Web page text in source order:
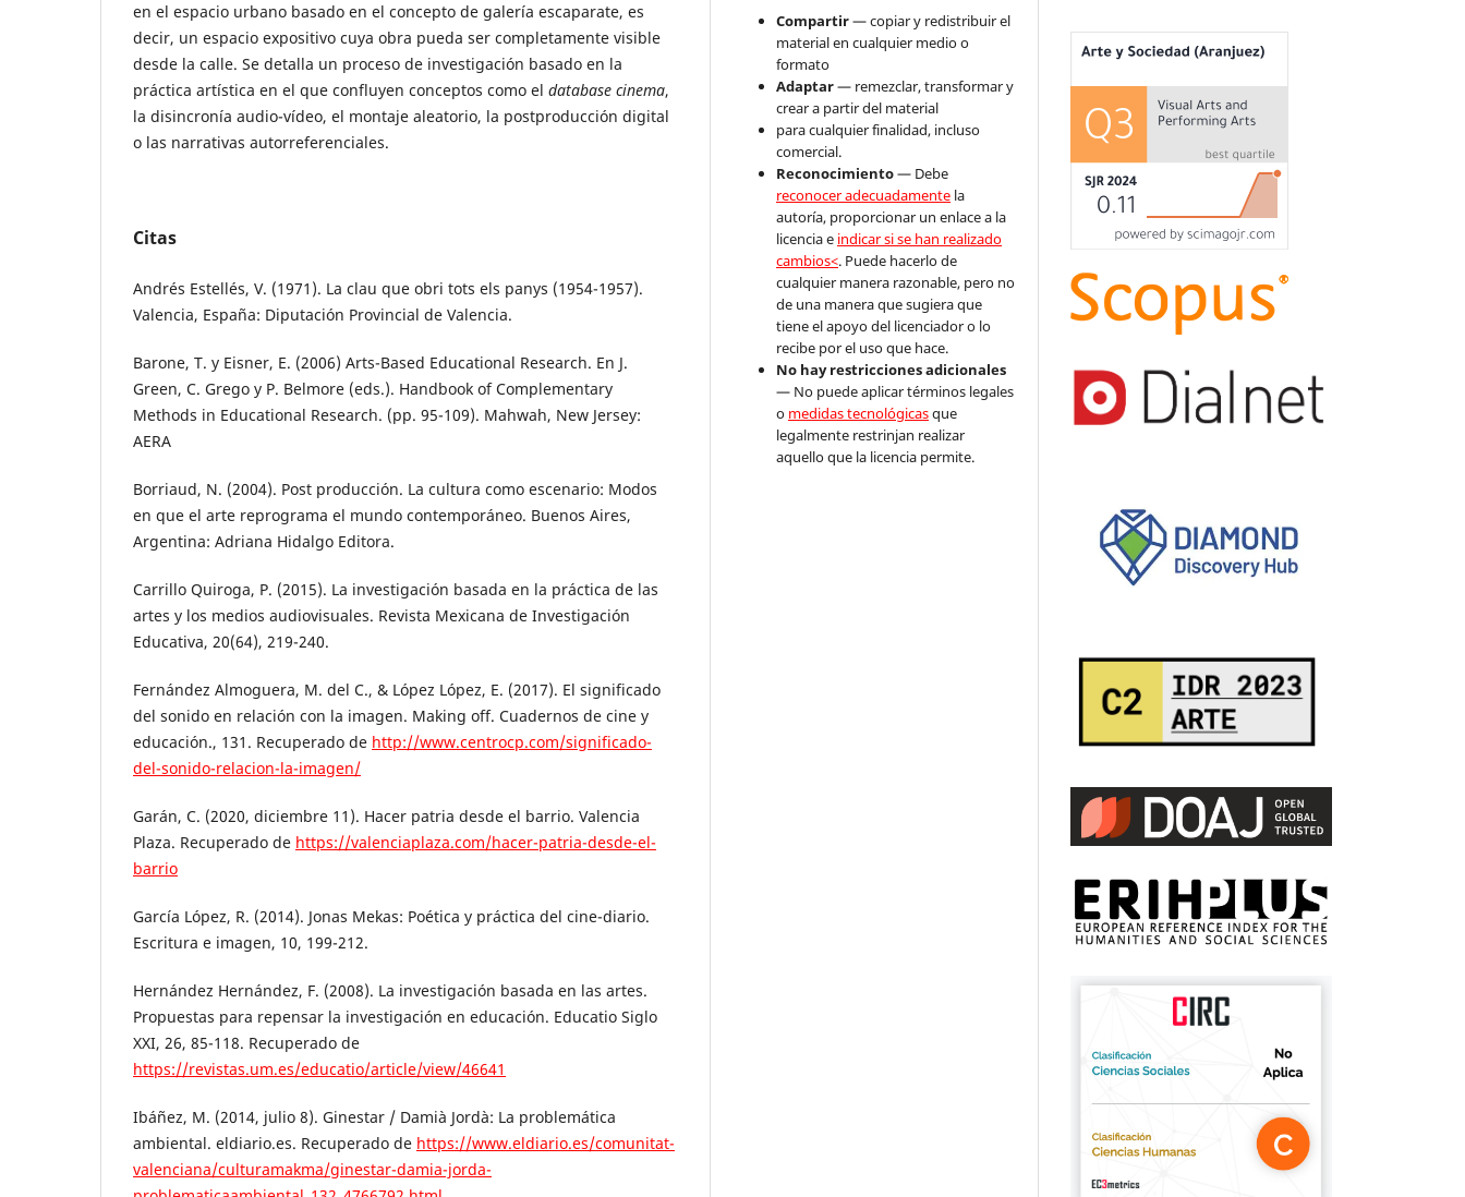
en el espacio urbano basado en el concepto de galería escaparate, es
decir, un espacio expositivo cuya obra pueda ser completamente visible
desde la calle. Se detalla un proceso de investigación basado en la
práctica artística en el que confluyen conceptos como el database cinema,
la disincronía audio-vídeo, el montaje aleatorio, la postproducción digital
o las narrativas autorreferenciales.
Citas
Andrés Estellés, V. (1971). La clau que obri tots els panys (1954-1957).
Valencia, España: Diputación Provincial de Valencia.
Barone, T. y Eisner, E. (2006) Arts-Based Educational Research. En J.
Green, C. Grego y P. Belmore (eds.). Handbook of Complementary
Methods in Educational Research. (pp. 95-109). Mahwah, New Jersey:
AERA
Borriaud, N. (2004). Post producción. La cultura como escenario: Modos
en que el arte reprograma el mundo contemporáneo. Buenos Aires,
Argentina: Adriana Hidalgo Editora.
Carrillo Quiroga, P. (2015). La investigación basada en la práctica de las
artes y los medios audiovisuales. Revista Mexicana de Investigación
Educativa, 20(64), 219-240.
Fernández Almoguera, M. del C., & López López, E. (2017). El significado
del sonido en relación con la imagen. Making off. Cuadernos de cine y
educación., 131. Recuperado de http://www.centrocp.com/significado-
del-sonido-relacion-la-imagen/
Garán, C. (2020, diciembre 11). Hacer patria desde el barrio. Valencia
Plaza. Recuperado de https://valenciaplaza.com/hacer-patria-desde-el-
barrio
García López, R. (2014). Jonas Mekas: Poética y práctica del cine-diario.
Escritura e imagen, 10, 199-212.
Hernández Hernández, F. (2008). La investigación basada en las artes.
Propuestas para repensar la investigación en educación. Educatio Siglo
XXI, 26, 85-118. Recuperado de
https://revistas.um.es/educatio/article/view/46641
Ibáñez, M. (2014, julio 8). Ginestar / Damià Jordà: La problemática
ambiental. eldiario.es. Recuperado de https://www.eldiario.es/comunitat-
valenciana/culturamakma/ginestar-damia-jorda-
Compartir— copiar y redistribuir el
material en cualquier medio o
formato
Adaptar— remezclar, transformar y
crear a partir del material
para cualquier finalidad, incluso
comercial.
Reconocimiento— Debe
reconocer adecuadamente la
autoría, proporcionar un enlace a la
licencia e indicar si se han realizado
cambios<. Puede hacerlo de
cualquier manera razonable, pero no
de una manera que sugiera que
tiene el apoyo del licenciador o lo
recibe por el uso que hace.
No hay restricciones adicionales
— No puede aplicar términos legales
o medidas tecnológicasque
legalmente restrinjan realizar
aquello que la licencia permite.